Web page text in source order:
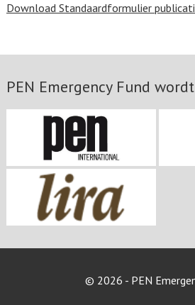
Download Standaardformulier
PEN Emergency Fund
© 2026 - PEN